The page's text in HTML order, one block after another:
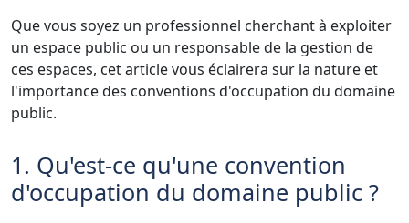
Que vous soyez un professionnel cherchant à exploiter
un espace public ou un responsable de la gestion de
ces espaces, cet article vous éclairera sur la nature et
l'importance des conventions d'occupation du domaine
public.
1. Qu'est-ce qu'une convention
d'occupation du domaine public ?